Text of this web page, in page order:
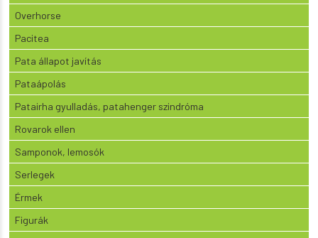
Overhorse
Pacitea
Pata állapot javítás
Pataápolás
Patairha gyulladás, patahenger szindróma
Rovarok ellen
Samponok, lemosók
Serlegek
Érmek
Figurák